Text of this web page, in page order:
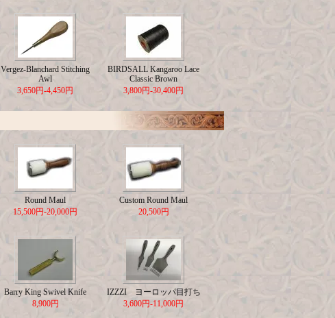
Vergez-Blanchard Stitching
Awl
3,650円-4,450円
BIRDSALL Kangaroo Lace
Classic Brown
3,800円-30,400円
Round Maul
15,500円-20,000円
Custom Round Maul
20,500円
Barry King Swivel Knife
8,900円
IZZZI ヨーロッパ目打ち
3,600円-11,000円